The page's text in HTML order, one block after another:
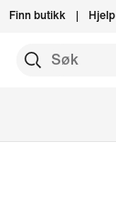
Finn butikk Hjelp